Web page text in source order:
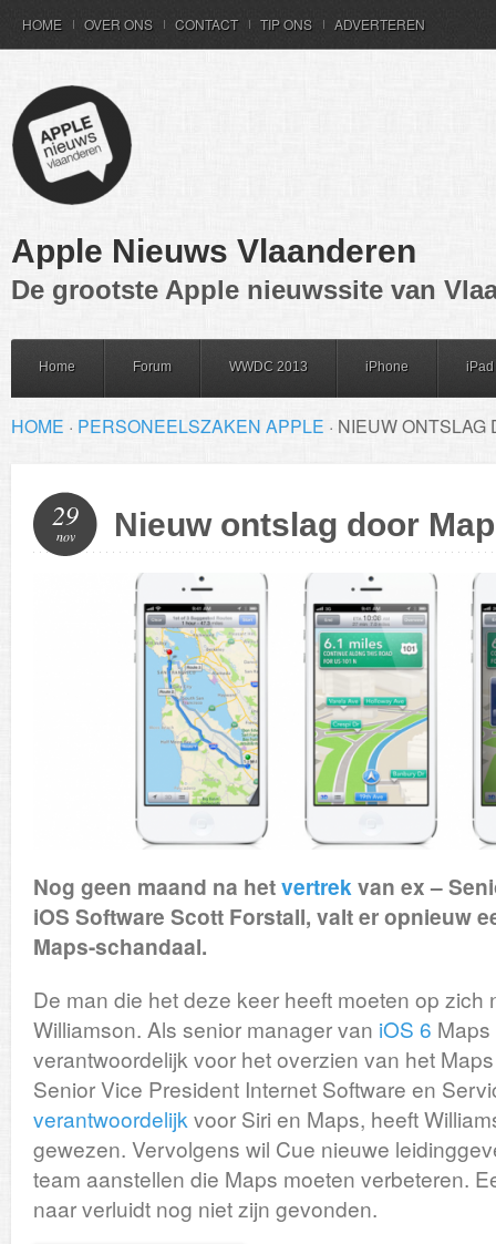
HOME OVER ONS CONTACT TIP ONS ADVERTEREN
Apple Nieuws Vlaanderen
De grootste Apple nieuwssite van
Home Forum WWDC 2013 iPhone iPad
HOME · PERSONEELSZAKEN APPLE · NIEUW ONTSLAG
29
nov Nieuw ontslag door
Nog geen maand na hetvertrekvan ex –
iOS Software Scott Forstall, valt er opnieuw
Maps-schandaal.
De man die het deze keer heeft moeten op zich
Williamson. Als senior manager van iOS 6
verantwoordelijk voor het overzien van het
Senior Vice President Internet Software en
verantwoordelijk voor Siri en Maps, heeft
gewezen. Vervolgens wil Cue nieuwe
team aanstellen die Maps moeten verbeteren.
naar verluidt nog niet zijn gevonden.